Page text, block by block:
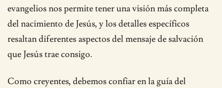
evangelios nos permite tener una visión más completa
del nacimiento de Jesús, y los detalles específicos
resaltan diferentes aspectos del mensaje de salvación
que Jesús trae consigo.
Como creyentes, debemos confiar en la guía del